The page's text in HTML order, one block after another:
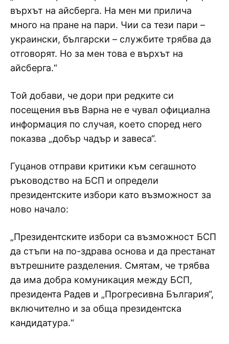
върхът на айсберга. На мен ми прилича
много на пране на пари. Чии са тези пари –
украински, български – службите трябва да
отговорят. Но за мен това е върхът на
айсберга.“
Той добави, че дори при редките си
посещения във Варна не е чувал официална
информация по случая, което според него
показва „добър чадър и завеса“.
Гуцанов отправи критики към сегашното
ръководство на БСП и определи
президентските избори като възможност за
ново начало:
„Президентските избори са възможност БСП
да стъпи на по-здрава основа и да престанат
вътрешните разделения. Смятам, че трябва
да има добра комуникация между БСП,
президента Радев и „Прогресивна България“,
включително и за обща президентска
кандидатура.“